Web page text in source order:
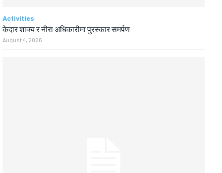
Activities
केदार शाक्य र नीरा अधिकारीमा पुरस्कार समर्पण
August 4, 2026